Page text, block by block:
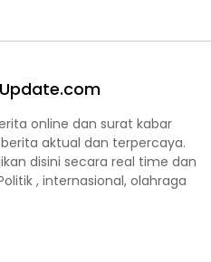
online dan surat kabar
aktual dan terpercaya.
disini secara real time dan
, internasional, olahraga